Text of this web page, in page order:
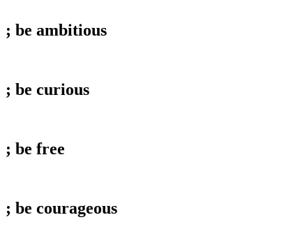
; be ambitious
; be curious
; be free
; be courageous